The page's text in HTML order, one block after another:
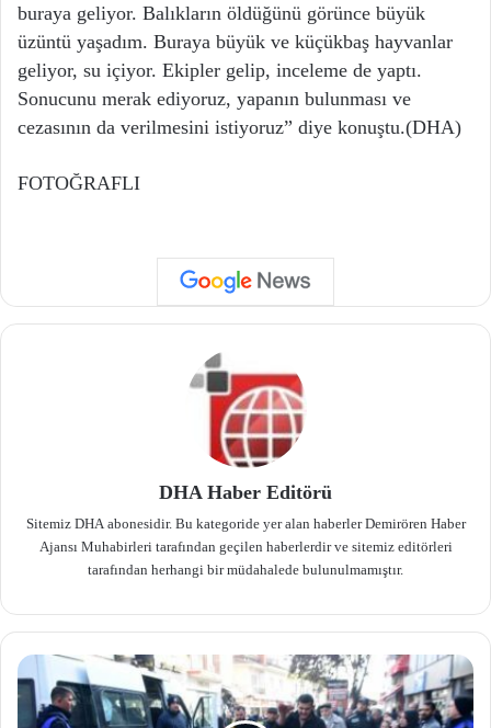
buraya geliyor. Balıkların öldüğünü görünce büyük
üzüntü yaşadım. Buraya büyük ve küçükbaş hayvanlar
geliyor, su içiyor. Ekipler gelip, inceleme de yaptı.
Sonucunu merak ediyoruz, yapanın bulunması ve
cezasının da verilmesini istiyoruz” diye konuştu.(DHA)
FOTOĞRAFLI
DHA Haber Editörü
Sitemiz DHA abonesidir. Bu kategoride yer alan haberler Demirören Haber
Ajansı Muhabirleri tarafından geçilen haberlerdir ve sitemiz editörleri
tarafından herhangi bir müdahalede bulunulmamıştır.